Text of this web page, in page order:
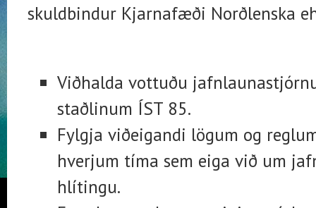
skuldbindur Kjarnafæði Norðlenska
Viðhalda vottuðu
staðlinum ÍST 85.
Fylgja viðeigandi lögum og
hverjum tíma sem eiga við um
hlítingu.